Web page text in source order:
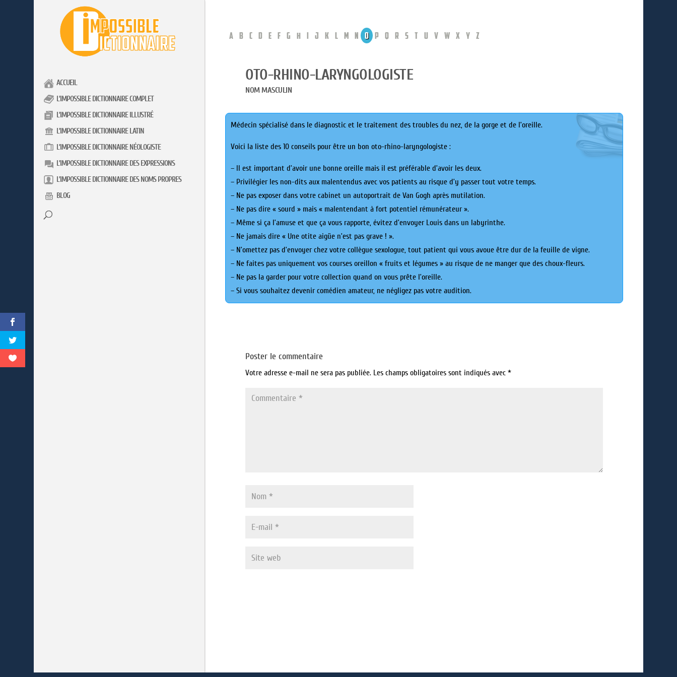
ACCUEIL
L’IMPOSSIBLE DICTIONNAIRE COMPLET
L’IMPOSSIBLE DICTIONNAIRE ILLUSTRÉ
L’IMPOSSIBLE DICTIONNAIRE LATIN
L’IMPOSSIBLE DICTIONNAIRE NÉOLOGISTE
L’IMPOSSIBLE DICTIONNAIRE DES EXPRESSIONS
L’IMPOSSIBLE DICTIONNAIRE DES NOMS PROPRES
BLOG
A B C D E F G H I J K L M N O P Q R S T U V W X Y Z
OTO-RHINO-LARYNGOLOGISTE
NOM MASCULIN
Médecin spécialisé dans le diagnostic et le traitement des troubles du nez, de la gorge et de l’oreille.
Voici la liste des 10 conseils pour être un bon oto-rhino-laryngologiste :
– Il est important d’avoir une bonne oreille mais il est préférable d’avoir les deux.
– Privilégier les non-dits aux malentendus avec vos patients au risque d’y passer tout votre temps.
– Ne pas exposer dans votre cabinet un autoportrait de Van Gogh après mutilation.
– Ne pas dire « sourd » mais « malentendant à fort potentiel rémunérateur ».
– Même si ça l’amuse et que ça vous rapporte, évitez d’envoyer Louis dans un labyrinthe.
– Ne jamais dire « Une otite aigüe n’est pas grave ! ».
– N’omettez pas d’envoyer chez votre collègue sexologue, tout patient qui vous avoue être dur de la feuille de vigne.
– Ne faites pas uniquement vos courses oreillon « fruits et légumes » au risque de ne manger que des choux-fleurs.
– Ne pas la garder pour votre collection quand on vous prête l’oreille.
– Si vous souhaitez devenir comédien amateur, ne négligez pas votre audition.
Poster le commentaire
Votre adresse e-mail ne sera pas publiée. Les champs obligatoires sont indiqués avec*